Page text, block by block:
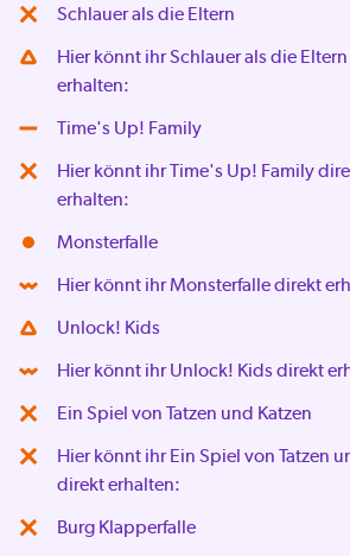
Schlauer als die Eltern
Hier könnt ihr Schlauer als die
erhalten:
Time's Up! Family
Hier könnt ihr Time's Up! Family
erhalten:
Monsterfalle
Hier könnt ihr Monsterfalle direkt
Unlock! Kids
Hier könnt ihr Unlock! Kids direkt
Ein Spiel von Tatzen und Katzen
Hier könnt ihr Ein Spiel von Tatzen
direkt erhalten:
Burg Klapperfalle